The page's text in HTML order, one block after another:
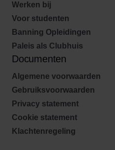
Werken bij
Voor studenten
Banning Opleidingen
Paleis als Clubhuis
Documenten
Algemene voorwaarden
Gebruiksvoorwaarden
Privacy statement
Cookie statement
Klachtenregeling